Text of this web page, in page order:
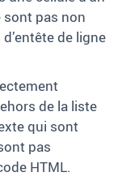
sont pas non
de ligne
de la liste
qui sont
pas
HTML.